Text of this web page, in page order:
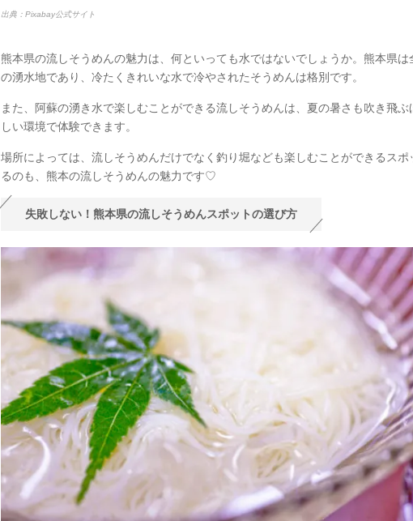
出典：Pixabay公式サイト
熊本県の流しそうめんの魅力は、何といっても水ではないでしょうか。熊本県は
の湧水地であり、冷たくきれいな水で冷やされたそうめんは格別です。
また、阿蘇の湧き水で楽しむことができる流しそうめんは、夏の暑さも吹き飛ぶ
しい環境で体験できます。
場所によっては、流しそうめんだけでなく釣り堀なども楽しむことができるスポ
るのも、熊本の流しそうめんの魅力です♡
失敗しない！熊本県の流しそうめんスポットの選び方